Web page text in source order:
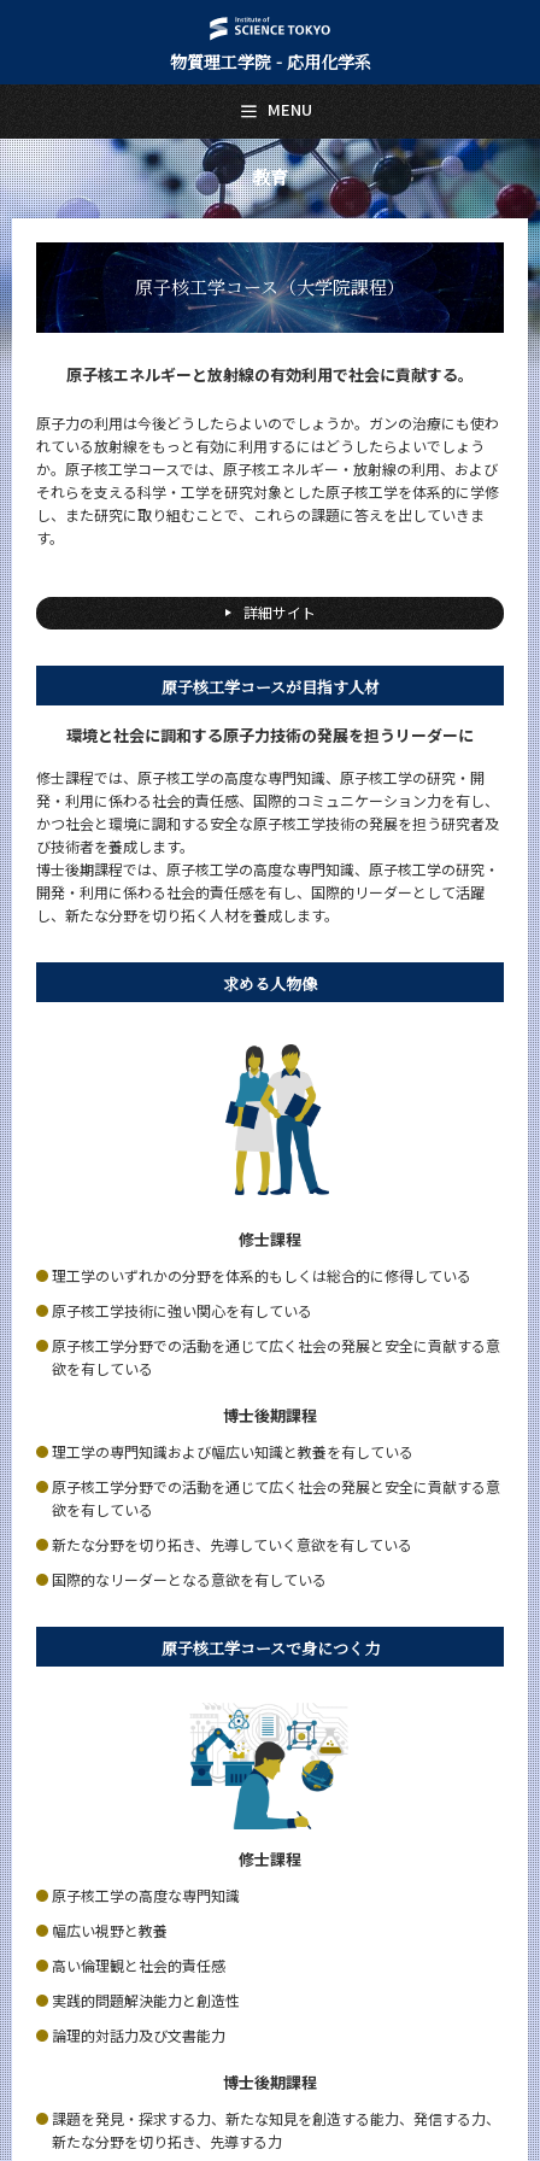
物質理工学院 - 応用化学系
教育
原子核工学コース（大学院課程）
原子核エネルギーと放射線の有効利用で社会に貢献する。
原子力の利用は今後どうしたらよいのでしょうか。ガンの治療にも使わ
れている放射線をもっと有効に利用するにはどうしたらよいでしょう
か。原子核工学コースでは、原子核エネルギー・放射線の利用、および
それらを支える科学・工学を研究対象とした原子核工学を体系的に学修
し、また研究に取り組むことで、これらの課題に答えを出していきま
す。
詳細サイト
原子核工学コースが目指す人材
環境と社会に調和する原子力技術の発展を担うリーダーに
修士課程では、原子核工学の高度な専門知識、原子核工学の研究・開
発・利用に係わる社会的責任感、国際的コミュニケーション力を有し、
かつ社会と環境に調和する安全な原子核工学技術の発展を担う研究者及
び技術者を養成します。
博士後期課程では、原子核工学の高度な専門知識、原子核工学の研究・
開発・利用に係わる社会的責任感を有し、国際的リーダーとして活躍
し、新たな分野を切り拓く人材を養成します。
求める人物像
修士課程
理工学のいずれかの分野を体系的もしくは総合的に修得している
原子核工学技術に強い関心を有している
原子核工学分野での活動を通じて広く社会の発展と安全に貢献する意
欲を有している
博士後期課程
理工学の専門知識および幅広い知識と教養を有している
原子核工学分野での活動を通じて広く社会の発展と安全に貢献する意
欲を有している
新たな分野を切り拓き、先導していく意欲を有している
国際的なリーダーとなる意欲を有している
原子核工学コースで身につく力
修士課程
原子核工学の高度な専門知識
幅広い視野と教養
高い倫理観と社会的責任感
実践的問題解決能力と創造性
論理的対話力及び文書能力
博士後期課程
課題を発見・探求する力、新たな知見を創造する能力、発信する力、
新たな分野を切り拓き、先導する力
MENU
日本語 English
トップページ
Top Page
応用化学系について
About Us
教育
Education
応用化学系（学士課程）
5つの特長
学びの体系
応用化学コース（大学院課程）
5つの特長
人間医療科学技術コース（大学院課程）
5つの特長
学びの体系
原子核工学コース（大学院課程）
5つの特長
学びの体系
物質・情報卓越コース（博士後期課程）
入学案内
応用化学系 News
Event Calendar
サイト構成
学内向け情報
CLOSE